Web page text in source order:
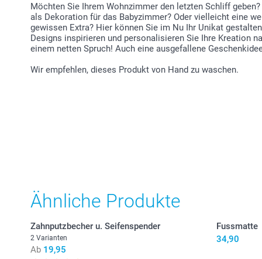
Möchten Sie Ihrem Wohnzimmer den letzten Schliff
als Dekoration für das Babyzimmer? Oder vielleicht eine
gewissen Extra? Hier können Sie im Nu Ihr Unikat
Designs inspirieren und personalisieren Sie Ihre Kreation
einem netten Spruch! Auch eine ausgefallene
Wir empfehlen, dieses Produkt von Hand zu waschen.
Ähnliche Produkte
Zahnputzbecher u. Seifenspender
2 Varianten
Ab 19,95
Fussmatte
34,90